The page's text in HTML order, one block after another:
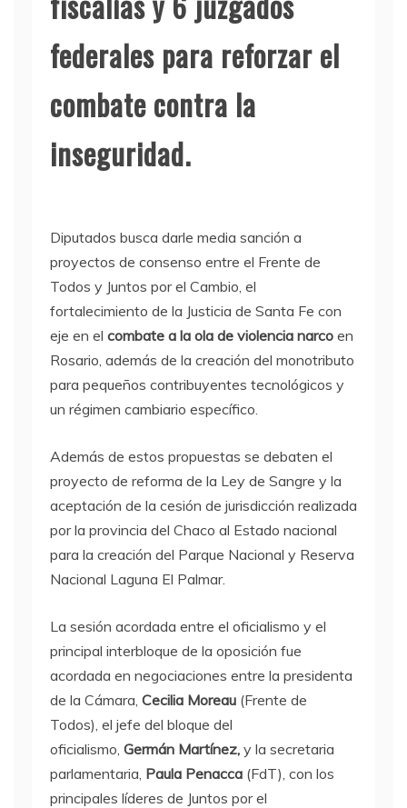
federales para reforzar el
combate contra la
inseguridad.
Diputados busca darle media sanción a
proyectos de consenso entre el Frente de
Todos y Juntos por el Cambio, el
fortalecimiento de la Justicia de Santa Fe con
eje en el combate a la ola de violencia narco en
Rosario, además de la creación del monotributo
para pequeños contribuyentes tecnológicos y
un régimen cambiario específico.
Además de estos propuestas se debaten el
proyecto de reforma de la Ley de Sangre y la
aceptación de la cesión de jurisdicción realizada
por la provincia del Chaco al Estado nacional
para la creación del Parque Nacional y Reserva
Nacional Laguna El Palmar.
La sesión acordada entre el oficialismo y el
principal interbloque de la oposición fue
acordada en negociaciones entre la presidenta
de la Cámara, Cecilia Moreau (Frente de
Todos), el jefe del bloque del
oficialismo, Germán Martínez, y la secretaria
parlamentaria, Paula Penacca (FdT), con los
principales líderes de Juntos por el